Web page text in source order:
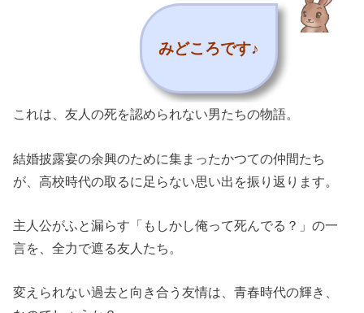
みどころです♪
これは、友人の死を認められない男たちの物語。
結婚披露宴の余興のために集まったかつての仲間たち
が、高校時代の取るに足らない思い出を振り返ります。
主人公がふと漏らす「もしかし俺って死んでる？」の一
言を、全力で遮る友人たち。
変えられない過去と向き合う友情は、青春時代の輝き、